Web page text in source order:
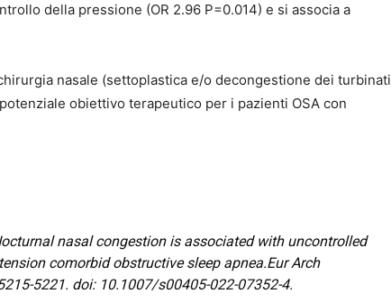
della pressione (OR 2.96 P=0.014) e si associa a
nasale (settoplastica e/o decongestione dei turbinati
obiettivo terapeutico per i pazienti OSA con
nasal congestion is associated with uncontrolled
comorbid obstructive sleep apnea.Eur Arch
5221. doi: 10.1007/s00405-022-07352-4.